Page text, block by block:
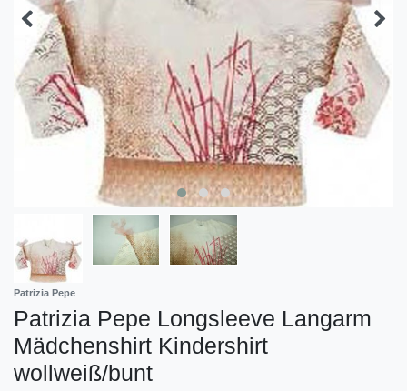
Patrizia Pepe
Patrizia Pepe Longsleeve Langarm
Mädchenshirt Kindershirt
wollweiß/bunt